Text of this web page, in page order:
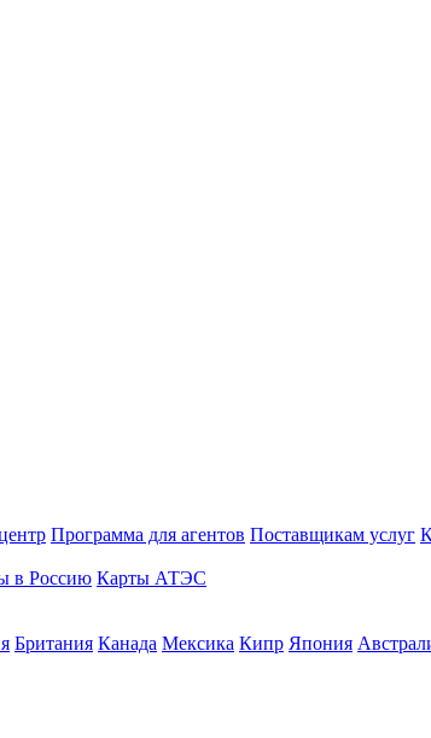
Программа для агентов Поставщикам услуг
в Россию Карты АТЭС
Британия Канада Мексика Кипр Япония